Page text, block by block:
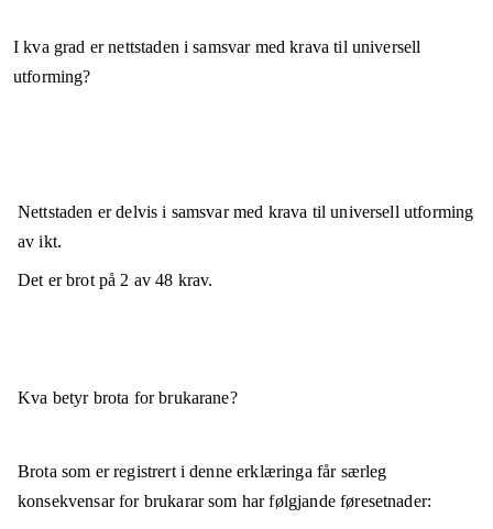
I kva grad er nettstaden i samsvar med krava til universell
utforming?
Nettstaden erdelvis i samsvarmed krava til universell utforming
av ikt.
Det er brot på2 av48 krav.
Kva betyr brota for brukarane?
Brota som er registrert i denne erklæringa får særleg
konsekvensar for brukarar som har følgjande føresetnader: